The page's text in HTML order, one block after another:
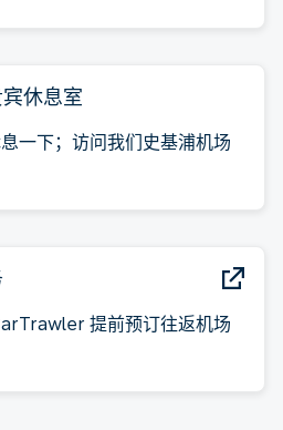
休息室
一下；访问我们史基浦机场
提前预订往返机场